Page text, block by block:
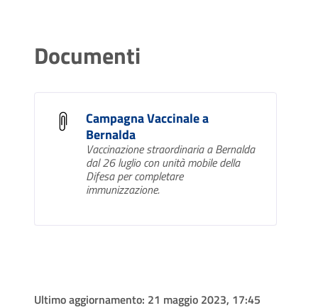
Documenti
Campagna Vaccinale a
Bernalda
Vaccinazione straordinaria a Bernalda
dal 26 luglio con unità mobile della
Difesa per completare
immunizzazione.
Ultimo aggiornamento: 21 maggio 2023, 17:45